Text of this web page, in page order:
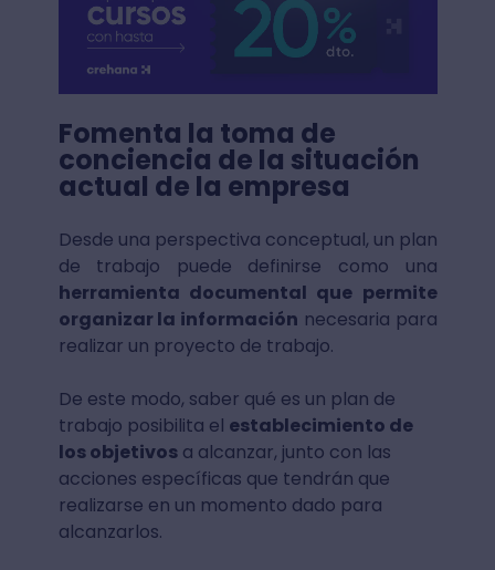
Fomenta la toma de
conciencia de la situación
actual de la empresa
Desde una perspectiva conceptual, un plan
de trabajo puede definirse como una
herramienta documental que permite
organizar la información necesaria para
realizar un proyecto de trabajo.
De este modo, saber qué es un plan de
trabajo posibilita el establecimiento de
los objetivosa alcanzar, junto con las
acciones específicas que tendrán que
realizarse en un momento dado para
alcanzarlos.